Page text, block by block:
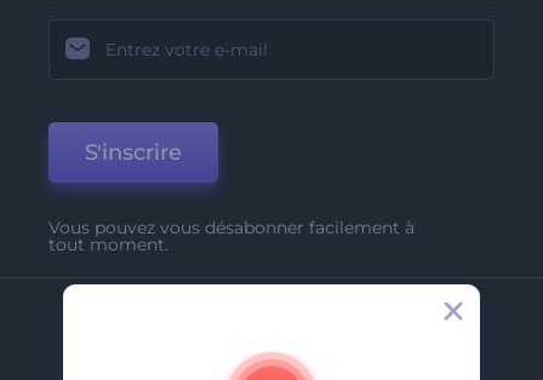
S'inscrire
Vous pouvez vous désabonner facilement à
tout moment.
A Propos De Nous